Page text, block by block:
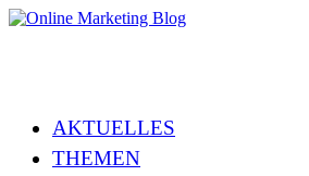
AKTUELLES
THEMEN